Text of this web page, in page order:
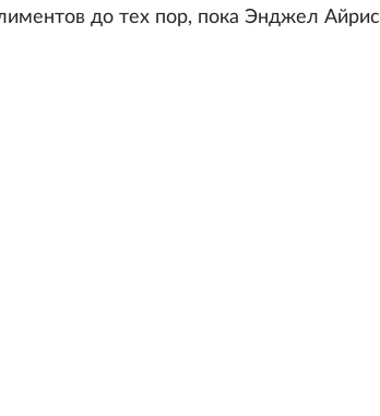
до тех пор, пока Энджел Айрис